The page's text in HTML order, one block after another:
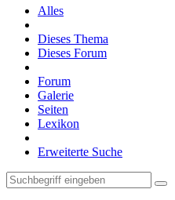
Alles
Dieses Thema
Dieses Forum
Forum
Galerie
Seiten
Lexikon
Erweiterte Suche